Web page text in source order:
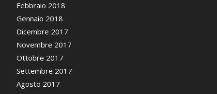
Febbraio 2018
Gennaio 2018
Dicembre 2017
Novembre 2017
Ottobre 2017
Settembre 2017
Agosto 2017